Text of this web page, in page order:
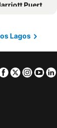
Puerto Montt
Sur
Lagos
Facebook
Twitter